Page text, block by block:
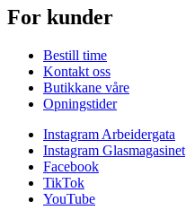
For kunder
Bestill time
Kontakt oss
Butikkane våre
Opningstider
Instagram Arbeidergata
Instagram Glasmagasinet
Facebook
TikTok
YouTube